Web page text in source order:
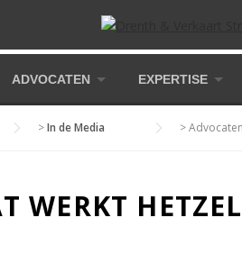
ADVOCATEN EXPERTISE
>In de Media >
WERKT